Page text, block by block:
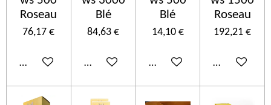
Roseau
76,17 €
In den Warenkorb
Blé
84,63 €
In den Warenkorb
Blé
14,10 €
In den Warenkorb
Roseau
192,21 €
In den